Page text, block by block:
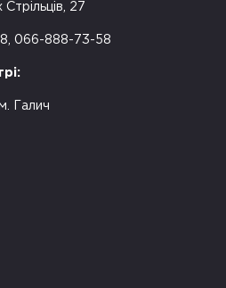
27
066-888-73-58
Галич